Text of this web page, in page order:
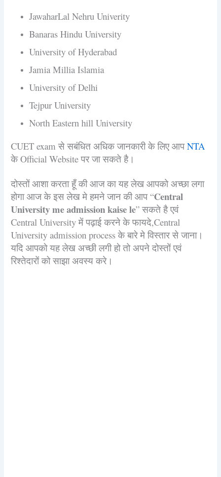
JawaharLal Nehru Univerity
Banaras Hindu University
University of Hyderabad
Jamia Millia Islamia
University of Delhi
Tejpur University
North Eastern hill University
CUET exam से सबंधित अधिक जानकारी के लिए आपNTA
के Official Website पर जा सकते है।
दोस्तों आशा करता हूँ की आज का यह लेख आपको अच्छा लगा
होगा आज के इस लेख मे हमने जान की आप “Central
University me admission kaise le” सकते है एवं
Central University में पढ़ाई करने के फायदे,Central
University admission process के बारे मे विस्तार से जाना।
यदि आपको यह लेख अच्छी लगी हो तो अपने दोस्तों एवं
रिश्तेदारों को साझा अवस्य करे।